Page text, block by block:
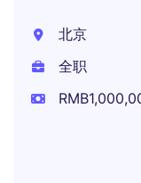
北京
全职